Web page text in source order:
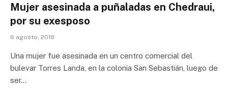
Mujer asesinada a puñaladas en Chedraui,
por su exesposo
6 agosto, 2018
Una mujer fue asesinada en un centro comercial del
bulevar Torres Landa, en la colonia San Sebastián, luego de
ser…